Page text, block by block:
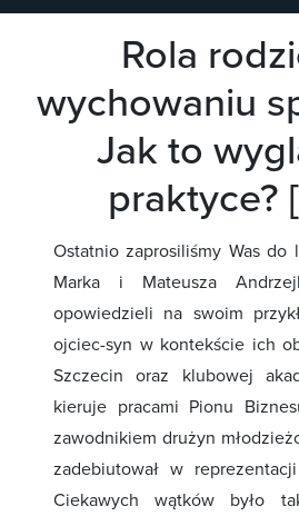
Rola
wychowaniu
Jak to
praktyce?
Ostatnio zaprosiliśmy Was do
Marka i Mateusza
opowiedzieli na swoim
ojciec-syn w kontekście ich
Szczecin oraz klubowej
kieruje pracami Pionu
zawodnikiem drużyn
zadebiutował w
Ciekawych wątków było